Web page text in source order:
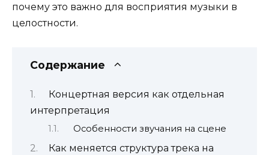
почему это важно для восприятия музыки в
целостности.
Содержание
Концертная версия как отдельная
интерпретация
Особенности звучания на сцене
Как меняется структура трека на